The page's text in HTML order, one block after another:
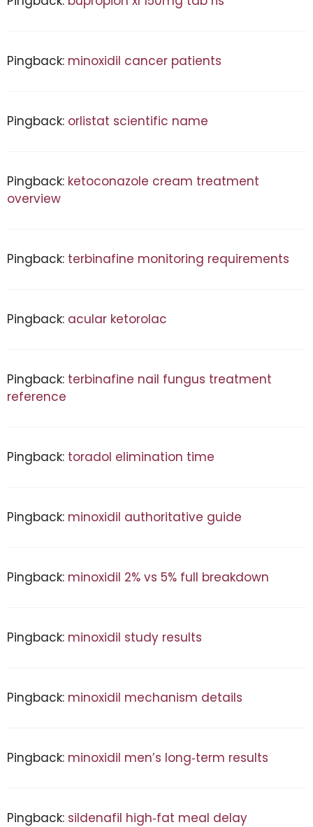
Pingback: minoxidil cancer patients
Pingback: orlistat scientific name
Pingback: ketoconazole cream treatment
overview
Pingback: terbinafine monitoring requirements
Pingback: acular ketorolac
Pingback: terbinafine nail fungus treatment
reference
Pingback: toradol elimination time
Pingback: minoxidil authoritative guide
Pingback: minoxidil 2% vs 5% full breakdown
Pingback: minoxidil study results
Pingback: minoxidil mechanism details
Pingback: minoxidil men’s long‑term results
Pingback: sildenafil high‑fat meal delay